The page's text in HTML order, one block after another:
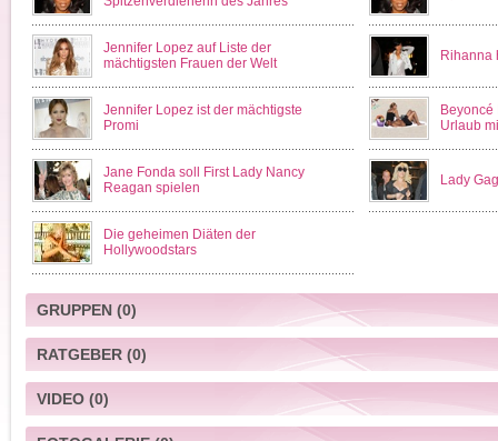
Jennifer Lopez auf Liste der
mächtigsten Frauen der Welt
Rihanna
Jennifer Lopez ist der mächtigste
Promi
Beyoncé
Urlaub
Jane Fonda soll First Lady Nancy
Reagan spielen
Lady
Die geheimen Diäten der
Hollywoodstars
GRUPPEN(0)
RATGEBER(0)
VIDEO(0)